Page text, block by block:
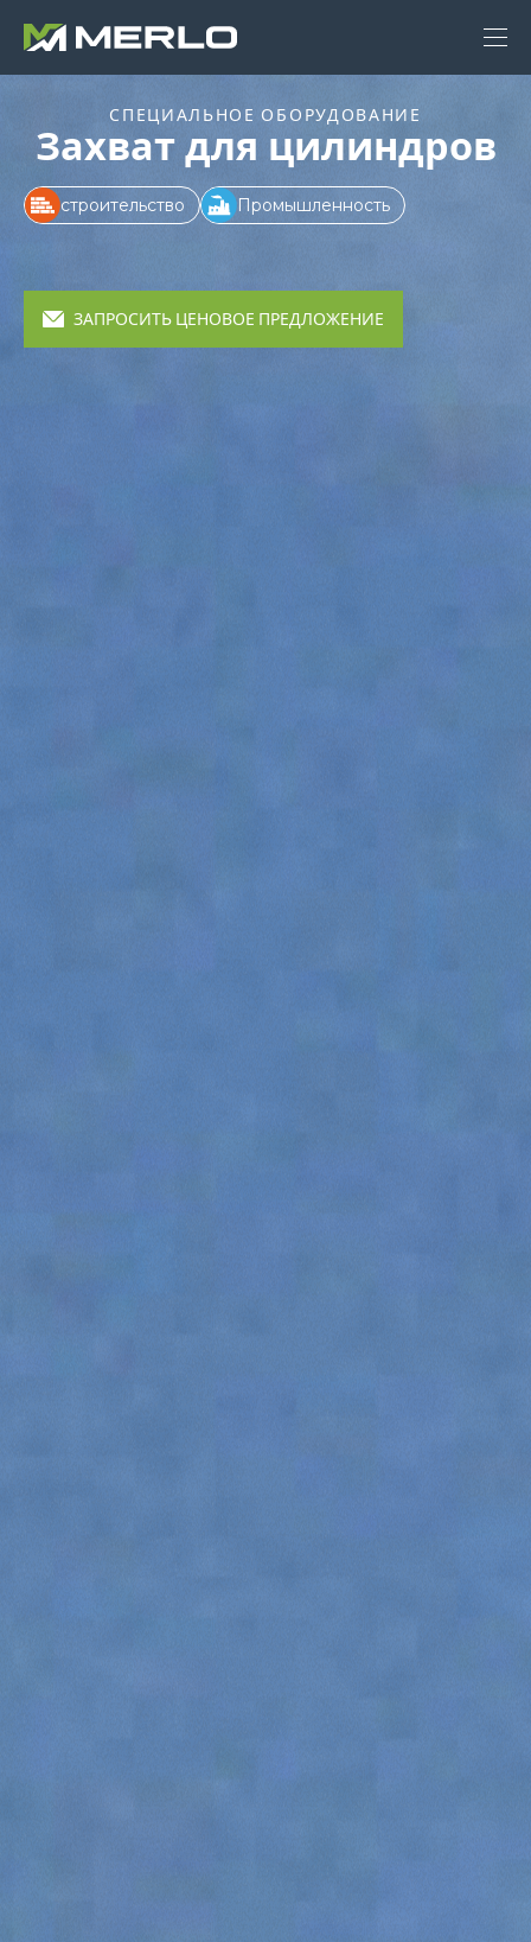
СПЕЦИАЛЬНОЕ ОБОРУДОВАНИЕ
Захват для цилиндров
строительство Промышленность
ЗАПРОСИТЬ ЦЕНОВОЕ ПРЕДЛОЖЕНИЕ